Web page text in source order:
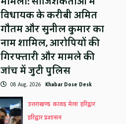
विधायक के करीबी अमित
गौतम और सुनील कुमार का
नाम शामिल, आरोपियों की
गिरफ्तारी और मामले की
जांच में जुटी पुलिस
08 Aug, 2026 Khabar Dose Desk
उत्तराखण्ड कावड़ मेला हरिद्वार
हरिद्वार प्रशासन